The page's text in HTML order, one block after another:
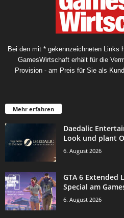
Bei den mit * gekennzeichneten Links
GamesWirtschaft erhält für die
Provision - am Preis für Sie als
Mehr erfahren
Daedalic
Look und plant
6. August 2026
GTA 6 Extended
Special am
6. August 2026